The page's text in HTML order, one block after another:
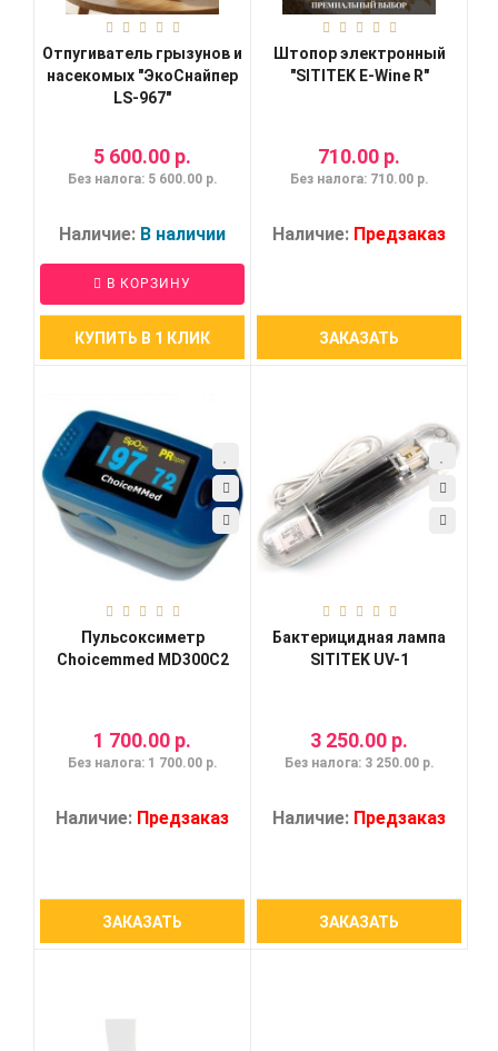
Отпугиватель грызунов и
насекомых "ЭкоСнайпер
LS-967"
5 600.00 р.
Без налога: 5 600.00 р.
Наличие: В наличии
В КОРЗИНУ
КУПИТЬ В 1 КЛИК
Штопор электронный
"SITITEK E-Wine R"
710.00 р.
Без налога: 710.00 р.
Наличие: Предзаказ
ЗАКАЗАТЬ
Пульсоксиметр
Choicemmed MD300C2
1 700.00 р.
Без налога: 1 700.00 р.
Наличие: Предзаказ
ЗАКАЗАТЬ
Бактерицидная лампа
SITITEK UV-1
3 250.00 р.
Без налога: 3 250.00 р.
Наличие: Предзаказ
ЗАКАЗАТЬ